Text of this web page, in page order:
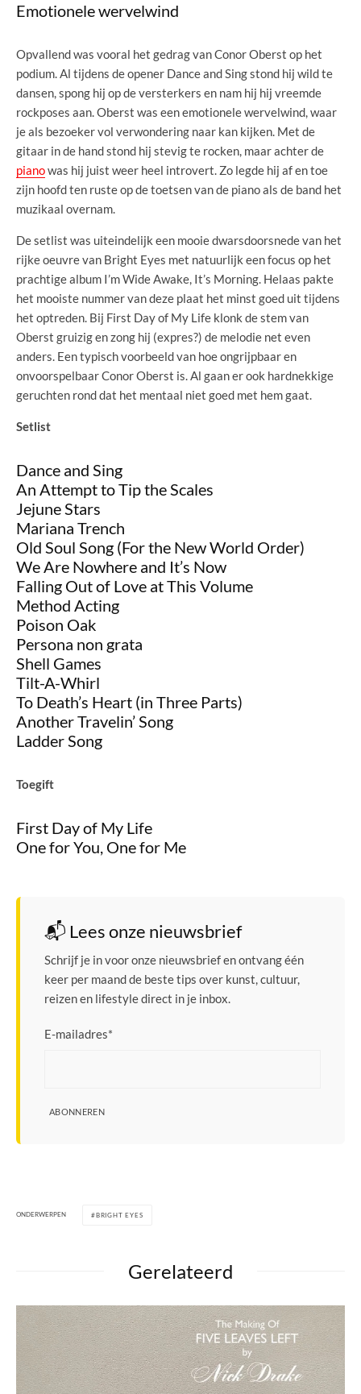
Emotionele wervelwind
Opvallend was vooral het gedrag van Conor Oberst op het
podium. Al tijdens de opener Dance and Sing stond hij wild te
dansen, spong hij op de versterkers en nam hij hij vreemde
rockposes aan. Oberst was een emotionele wervelwind, waar
je als bezoeker vol verwondering naar kan kijken. Met de
gitaar in de hand stond hij stevig te rocken, maar achter de
pianowas hij juist weer heel introvert. Zo legde hij af en toe
zijn hoofd ten ruste op de toetsen van de piano als de band het
muzikaal overnam.
De setlist was uiteindelijk een mooie dwarsdoorsnede van het
rijke oeuvre van Bright Eyes met natuurlijk een focus op het
prachtige album I’m Wide Awake, It’s Morning. Helaas pakte
het mooiste nummer van deze plaat het minst goed uit tijdens
het optreden. Bij First Day of My Life klonk de stem van
Oberst gruizig en zong hij (expres?) de melodie net even
anders. Een typisch voorbeeld van hoe ongrijpbaar en
onvoorspelbaar Conor Oberst is. Al gaan er ook hardnekkige
geruchten rond dat het mentaal niet goed met hem gaat.
Setlist
Dance and Sing
An Attempt to Tip the Scales
Jejune Stars
Mariana Trench
Old Soul Song (For the New World Order)
We Are Nowhere and It’s Now
Falling Out of Love at This Volume
Method Acting
Poison Oak
Persona non grata
Shell Games
Tilt-A-Whirl
To Death’s Heart (in Three Parts)
Another Travelin’ Song
Ladder Song
Toegift
First Day of My Life
One for You, One for Me
📬 Lees onze nieuwsbrief
Schrijf je in voor onze nieuwsbrief en ontvang één
keer per maand de beste tips over kunst, cultuur,
reizen en lifestyle direct in je inbox.
E-mailadres*
ABONNEREN
ONDERWERPEN BRIGHT EYES
Gerelateerd